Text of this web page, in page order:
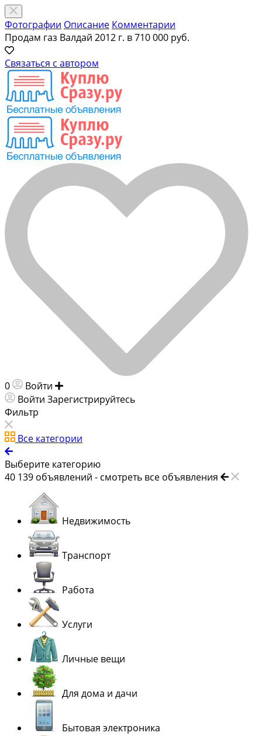
Фотографии Описание Комментарии
Продам газ Валдай 2012 г. в710 000 руб.
Связаться с автором
0 Войти
Войти Зарегистрируйтесь
Фильтр
Все категории
Выберите категорию
40 139 объявлений - смотреть все объявления
Недвижимость
Транспорт
Работа
Услуги
Личные вещи
Для дома и дачи
Бытовая электроника